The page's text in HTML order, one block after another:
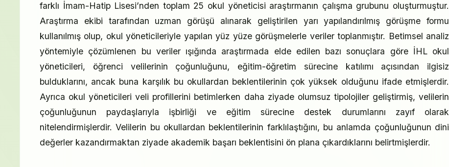
farklı İmam-Hatip Lisesi’nden toplam 25 okul yöneticisi araştırmanın çalışma grubunu oluşturmuştur.
Araştırma ekibi tarafından uzman görüşü alınarak geliştirilen yarı yapılandırılmış görüşme formu
kullanılmış olup, okul yöneticileriyle yapılan yüz yüze görüşmelerle veriler toplanmıştır. Betimsel analiz
yöntemiyle çözümlenen bu veriler ışığında araştırmada elde edilen bazı sonuçlara göre İHL okul
yöneticileri, öğrenci velilerinin çoğunluğunu, eğitim-öğretim sürecine katılımı açısından ilgisiz
bulduklarını, ancak buna karşılık bu okullardan beklentilerinin çok yüksek olduğunu ifade etmişlerdir.
Ayrıca okul yöneticileri veli profillerini betimlerken daha ziyade olumsuz tipolojiler geliştirmiş, velilerin
çoğunluğunun paydaşlarıyla işbirliği ve eğitim sürecine destek durumlarını zayıf olarak
nitelendirmişlerdir. Velilerin bu okullardan beklentilerinin farklılaştığını, bu anlamda çoğunluğunun dini
değerler kazandırmaktan ziyade akademik başarı beklentisini ön plana çıkardıklarını belirtmişlerdir.